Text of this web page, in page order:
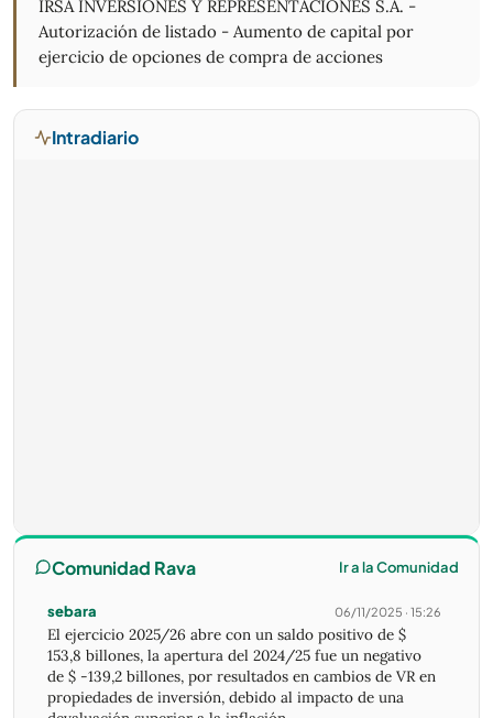
IRSA INVERSIONES Y REPRESENTACIONES S.A. -
Autorización de listado - Aumento de capital por
ejercicio de opciones de compra de acciones
Intradiario
Comunidad Rava Ir a la Comunidad
sebara 06/11/2025 · 15:26
El ejercicio 2025/26 abre con un saldo positivo de $
153,8 billones, la apertura del 2024/25 fue un negativo
de $ -139,2 billones, por resultados en cambios de VR en
propiedades de inversión, debido al impacto de una